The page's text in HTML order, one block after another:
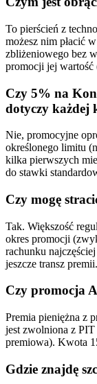
To pierścień z
możesz nim płacić
zbliżeniowego bez
promocji jej wartość
Czy 5% na
dotyczy każdej
Nie, promocyjne
określonego limitu
kilka pierwszych
do stawki
Czy mogę
Tak. Większość
okres promocji
rachunku
jeszcze transz premii.
Czy promocja
Premia pieniężna z
jest zwolniona z PIT
premiowa). Kwota
Gdzie znajdę